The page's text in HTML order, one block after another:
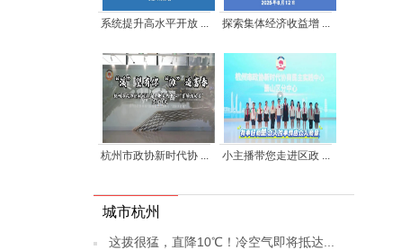
系统提升高水平开放 ... 探索集体经济收益增 ...
杭州市政协新时代协 ... 小主播带您走进区政 ...
城市杭州
这拨很猛，直降10℃！冷空气即将抵达...